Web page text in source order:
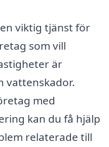
viktig tjänst för
som vill
är
vattenskador.
med
kan du få hjälp
relaterade till